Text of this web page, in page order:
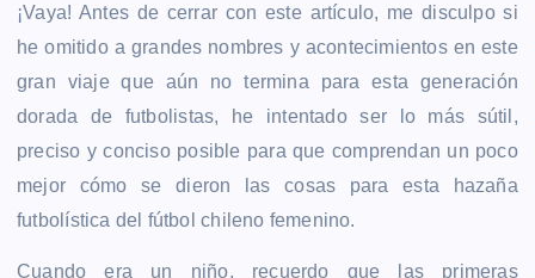
¡Vaya! Antes de cerrar con este artículo, me disculpo si
he omitido a grandes nombres y acontecimientos en este
gran viaje que aún no termina para esta generación
dorada de futbolistas, he intentado ser lo más sútil,
preciso y conciso posible para que comprendan un poco
mejor cómo se dieron las cosas para esta hazaña
futbolística del fútbol chileno femenino.
Cuando era un niño, recuerdo que las primeras